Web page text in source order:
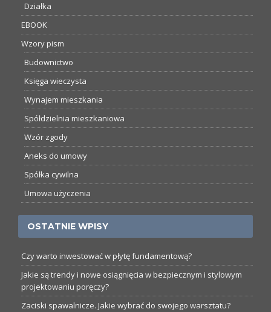
Działka
EBOOK
Wzory pism
Budownictwo
Księga wieczysta
Wynajem mieszkania
Spółdzielnia mieszkaniowa
Wzór zgody
Aneks do umowy
Spółka cywilna
Umowa użyczenia
OSTATNIE WPISY
Czy warto inwestować w płytę fundamentową?
Jakie są trendy i nowe osiągnięcia w bezpiecznym i stylowym
projektowaniu poręczy?
Zaciski spawalnicze. Jakie wybrać do swojego warsztatu?